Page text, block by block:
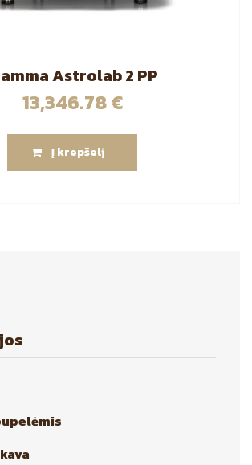
Astrolab 2 PP
13,346.78€
Į krepšelį